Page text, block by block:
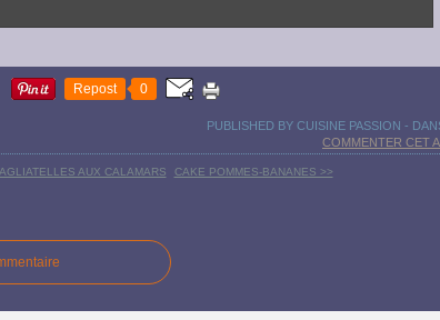
Repost 0
PUBLISHED BY CUISINE PASSION -
COMMENTER CET
AUX CALAMARS CAKE POMMES-BANANES >>